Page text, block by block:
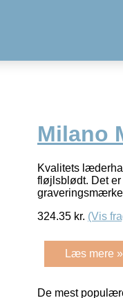
Milano
Kvalitets
fløjlsblødt. Det er
324.35 kr. (Vis
Læs mere »
De mest